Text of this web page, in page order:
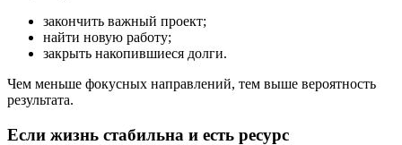
закончить важный проект;
найти новую работу;
закрыть накопившиеся долги.
Чем меньше фокусных направлений, тем выше вероятность
результата.
Если жизнь стабильна и есть ресурс